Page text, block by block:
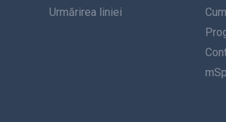
Urmărirea liniei